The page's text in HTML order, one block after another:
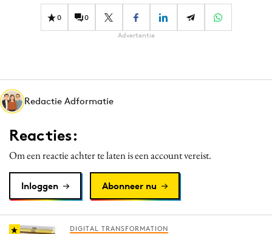
Effectiviteit
Martech
Merkstrategie
PR
Programmatic
Purpose Marketing
Reputatie & crisis
0 0
Advertentie
Redactie Adformatie
Reacties:
Om een reactie achter te laten is een account vereist.
Inloggen Abonneer nu
DIGITAL TRANSFORMATION